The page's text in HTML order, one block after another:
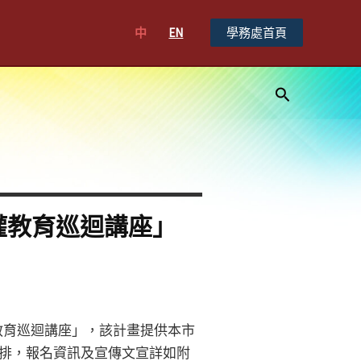
中 EN 學務處首頁
搜
尋
育巡迴講座」
巡迴講座」，該計畫提供本市
，報名資訊及宣傳文宣詳如附